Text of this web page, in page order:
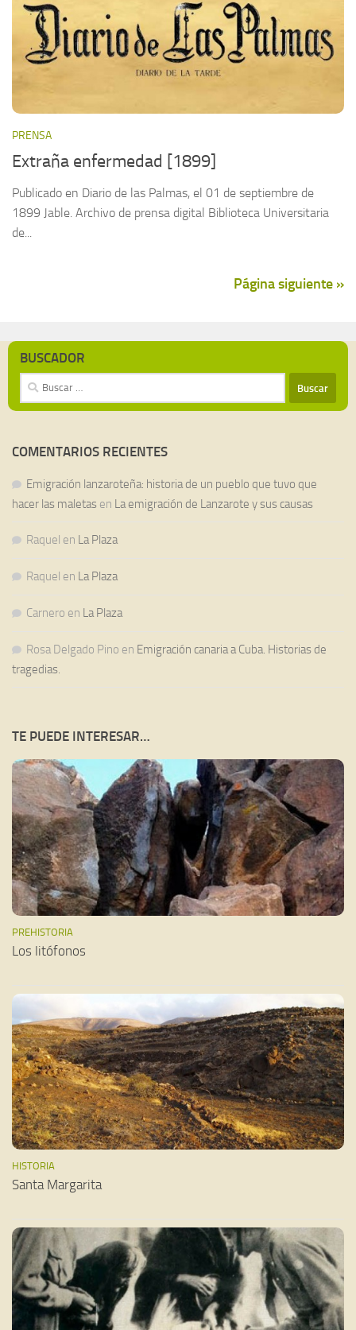
PRENSA
Extraña enfermedad [1899]
Publicado en Diario de las Palmas, el 01 de septiembre de
1899 Jable. Archivo de prensa digital Biblioteca Universitaria
de...
Página siguiente »
BUSCADOR
Buscar:
COMENTARIOS RECIENTES
Emigración lanzaroteña: historia de un pueblo que tuvo que
hacer las maletas en La emigración de Lanzarote y sus causas
Raquel en La Plaza
Raquel en La Plaza
Carnero en La Plaza
Rosa Delgado Pino en Emigración canaria a Cuba. Historias de
tragedias.
TE PUEDE INTERESAR…
PREHISTORIA
Los litófonos
HISTORIA
Santa Margarita